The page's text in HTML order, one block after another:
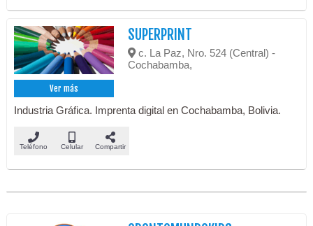
Ver más
SUPERPRINT
c. La Paz, Nro. 524 (Central) -
Cochabamba,
Industria Gráfica. Imprenta digital en Cochabamba, Bolivia.
Teléfono Celular Compartir